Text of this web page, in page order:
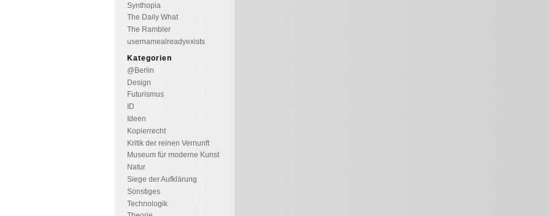
Synthopia
The Daily What
The Rambler
usernamealreadyexists
Kategorien
@Berlin
Design
Futurismus
ID
Ideen
Kopierrecht
Kritik der reinen Vernunft
Museum für moderne Kunst
Natur
Siege der Aufklärung
Sonstiges
Technologik